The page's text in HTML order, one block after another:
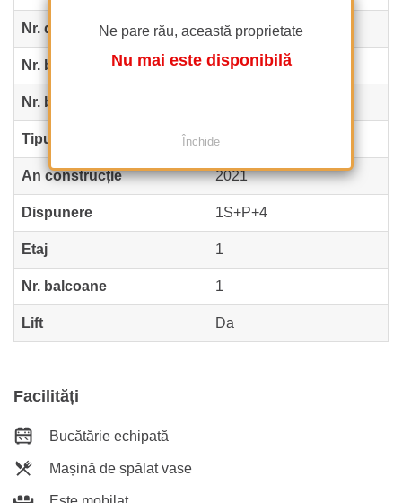
Ne pare rău, această proprietate
Nu mai este disponibilă
Închide
Nr. dormitoare 1
Nr. bucătării 1
Nr. băi
Tipul clădirii Bloc
An construcție 2021
Dispunere 1S+P+4
Etaj 1
Nr. balcoane 1
Lift Da
Facilități
Bucătărie echipată
Mașină de spălat vase